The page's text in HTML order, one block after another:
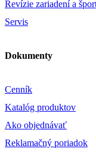
Revízie zariadení a
Servis
Dokumenty
Cenník
Katalóg produktov
Ako objednávať
Reklamačný poriadok